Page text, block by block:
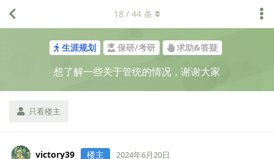
生涯规划 保研/考研 求助&答疑
想了解一些关于管统的情况，谢谢大家
只看楼主
18 / 44 条
victory39 楼主 2024年6月20日